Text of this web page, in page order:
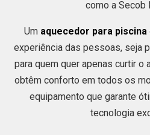
como a Secob
Um aquecedor para piscina
experiência das pessoas, seja
para quem quer apenas curtir o
obtêm conforto em todos os
equipamento que garante
tecnologia